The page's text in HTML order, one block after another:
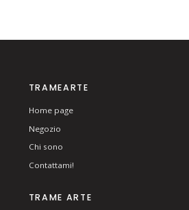
TRAMEARTE
Home page
Negozio
Chi sono
Contattami!
TRAME ARTE